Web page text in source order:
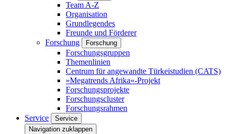
Team A-Z
Organisation
Grundlegendes
Freunde und Förderer
Forschung
Forschung
Forschungsgruppen
Themenlinien
Centrum für angewandte Türkeistudien (CATS)
»Megatrends Afrika«-Projekt
Forschungsprojekte
Forschungscluster
Forschungsrahmen
Service
Service
Navigation zuklappen